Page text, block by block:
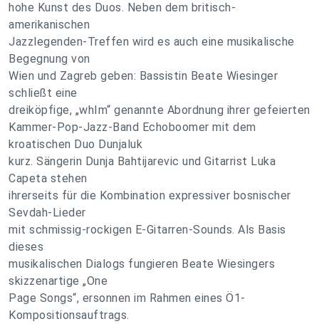
hohe Kunst des Duos. Neben dem britisch-
amerikanischen
Jazzlegenden-Treffen wird es auch eine musikalische
Begegnung von
Wien und Zagreb geben: Bassistin Beate Wiesinger
schließt eine
dreiköpfige, „whIm“ genannte Abordnung ihrer gefeierten
Kammer-Pop-Jazz-Band Echoboomer mit dem
kroatischen Duo Dunjaluk
kurz. Sängerin Dunja Bahtijarevic und Gitarrist Luka
Capeta stehen
ihrerseits für die Kombination expressiver bosnischer
Sevdah-Lieder
mit schmissig-rockigen E-Gitarren-Sounds. Als Basis
dieses
musikalischen Dialogs fungieren Beate Wiesingers
skizzenartige „One
Page Songs“, ersonnen im Rahmen eines Ö1-
Kompositionsauftrags.